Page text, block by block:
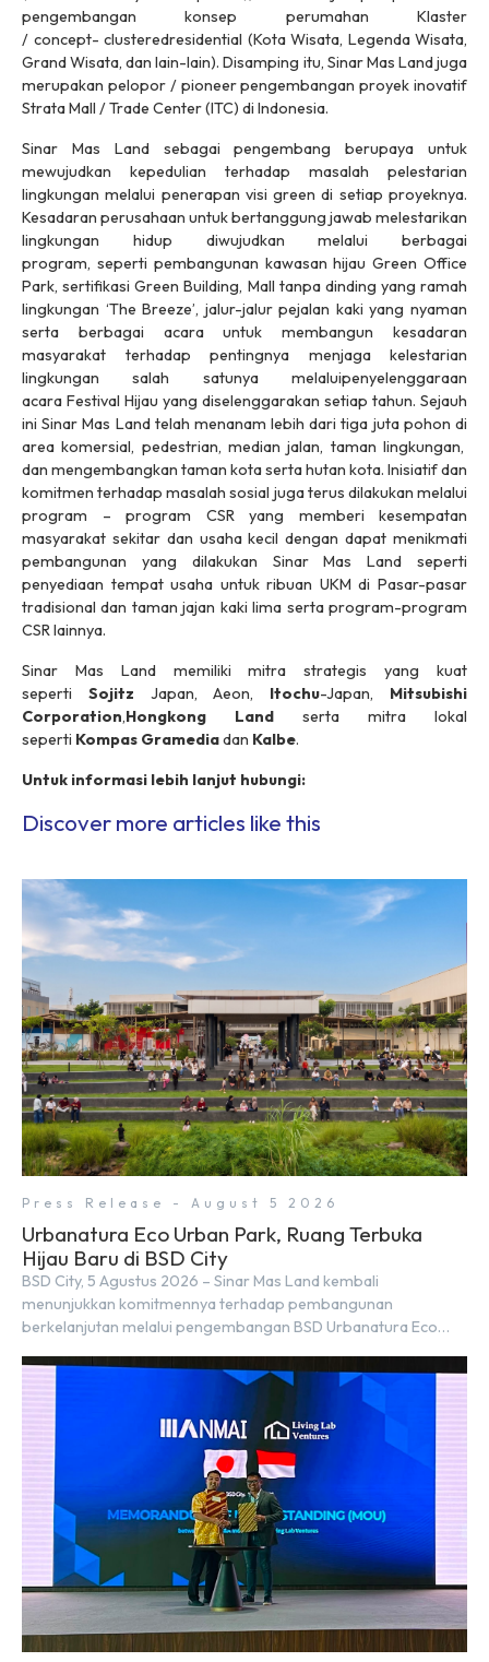
pengembangan konsep perumahan Klaster
/ concept- clusteredresidential (Kota Wisata, Legenda Wisata,
Grand Wisata, dan lain-lain). Disamping itu, Sinar Mas Land juga
merupakan pelopor / pioneer pengembangan proyek inovatif
Strata Mall / Trade Center (ITC) di Indonesia.
Sinar Mas Land sebagai pengembang berupaya untuk
mewujudkan kepedulian terhadap masalah pelestarian
lingkungan melalui penerapan visigreen di setiap proyeknya.
Kesadaran perusahaan untuk bertanggung jawab melestarikan
lingkungan hidup diwujudkan melalui berbagai
program, seperti pembangunan kawasan hijau Green Office
Park, sertifikasi Green Building, Mall tanpa dinding yang ramah
lingkungan ‘The Breeze’, jalur-jalur pejalan kaki yang nyaman
serta berbagai acara untuk membangun kesadaran
masyarakat terhadap pentingnya menjaga kelestarian
lingkungan salah satunya melaluipenyelenggaraan
acara Festival Hijau yang diselenggarakan setiap tahun. Sejauh
ini Sinar Mas Land telah menanam lebih dari tiga juta pohon di
area komersial, pedestrian, median jalan, taman lingkungan,
dan mengembangkan taman kota serta hutan kota. Inisiatif dan
komitmen terhadap masalah sosial juga terus dilakukan melalui
program – program CSR yang memberi kesempatan
masyarakat sekitar dan usaha kecil dengan dapat menikmati
pembangunan yang dilakukan Sinar Mas Land seperti
penyediaan tempat usaha untuk ribuan UKM di Pasar-pasar
tradisional dan taman jajan kaki lima serta program-program
CSR lainnya.
Sinar Mas Land memiliki mitra strategis yang kuat
seperti Sojitz Japan, Aeon, Itochu-Japan, Mitsubishi
Corporation,Hongkong Land serta mitra lokal
seperti Kompas Gramediadan Kalbe.
Untuk informasi lebih lanjut hubungi:
Discover more articles like this
Press Release - August 5 2026
Urbanatura Eco Urban Park, Ruang Terbuka
Hijau Baru di BSD City
BSD City, 5 Agustus 2026 – Sinar Mas Land kembali
menunjukkan komitmennya terhadap pembangunan
berkelanjutan melalui pengembangan BSD Urbanatura Eco
jalur sungai sepanjang 1,5 km yang dikelilingi lanskap tropis
Pathway. Transformasi ini merupakan bagian dari upaya
perusahaan untuk […]